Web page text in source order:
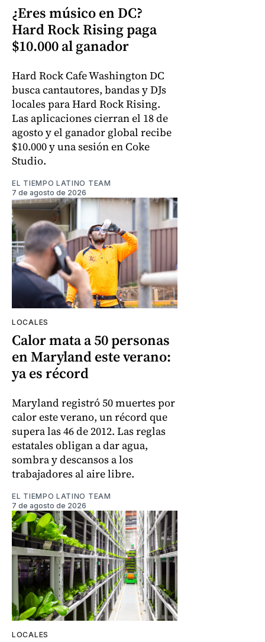
¿Eres músico en DC?
Hard Rock Rising paga
$10.000 al ganador
Hard Rock Cafe Washington DC
busca cantautores, bandas y DJs
locales para Hard Rock Rising.
Las aplicaciones cierran el 18 de
agosto y el ganador global recibe
$10.000 y una sesión en Coke
Studio.
EL TIEMPO LATINO TEAM
7 de agosto de 2026
LOCALES
Calor mata a 50 personas
en Maryland este verano:
ya es récord
Maryland registró 50 muertes por
calor este verano, un récord que
supera las 46 de 2012. Las reglas
estatales obligan a dar agua,
sombra y descansos a los
trabajadores al aire libre.
EL TIEMPO LATINO TEAM
7 de agosto de 2026
LOCALES